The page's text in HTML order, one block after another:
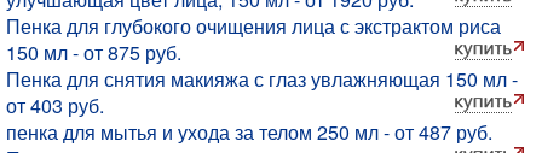
Пенка для глубокого очищения лица с экстрактом риса
150 мл - от 875 руб.
Пенка для снятия макияжа с глаз увлажняющая 150 мл -
от 403 руб.
пенка для мытья и ухода за телом 250 мл - от 487 руб.